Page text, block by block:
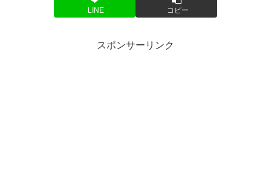
LINE コピー
スポンサーリンク